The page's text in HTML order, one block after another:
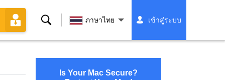
ค้นหา ภาษาไทย เข้าสู่ระบบ
Is Your Mac Secure?